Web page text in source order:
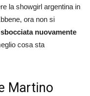
la showgirl argentina in
ora non si
nuovamente
cosa sta
Martino